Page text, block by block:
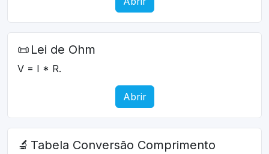
📜 Lei de Ohm
V = I * R.
Abrir
🔬 Tabela Conversão Comprimento